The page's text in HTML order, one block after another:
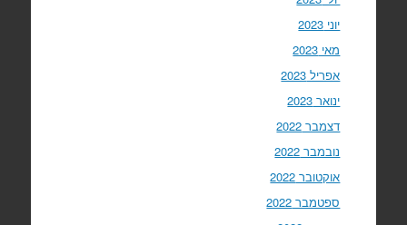
יוני 2023
מאי 2023
אפריל 2023
ינואר 2023
דצמבר 2022
נובמבר 2022
אוקטובר 2022
ספטמבר 2022